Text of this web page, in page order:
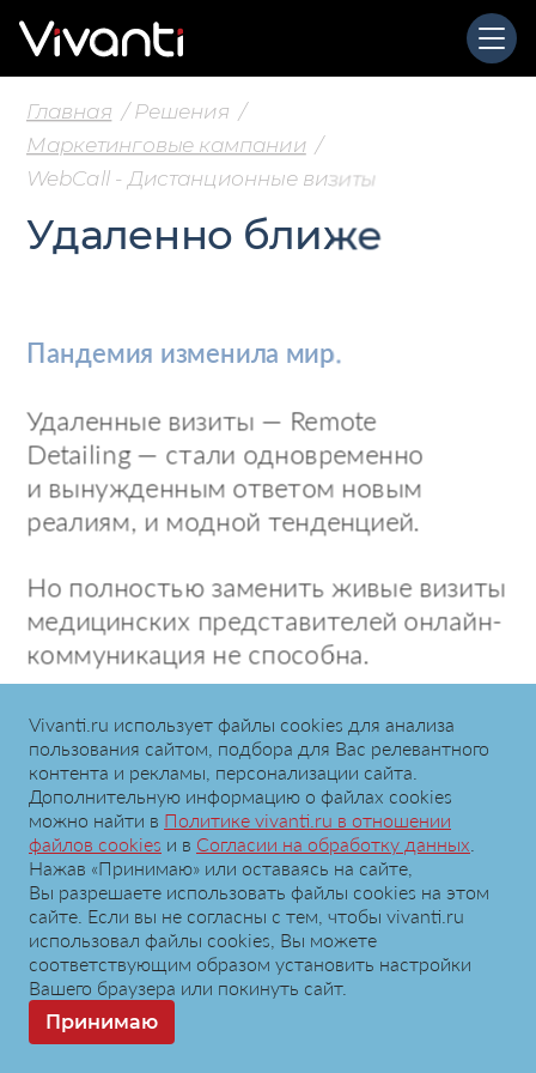
Главная Решения
Маркетинговые кампании
WebCall - Дистанционные визиты
Удаленно ближе
Пандемия изменила мир.
Удаленные визиты — Remote
Detailing — стали одновременно
и вынужденным ответом новым
реалиям, и модной тенденцией.
Но полностью заменить живые визиты
медицинских представителей онлайн-
коммуникация не способна.
Зато гибридная модель — когда
кампания продвижения сочетает
в себе традиционные face-to-face
и дистанционные визиты, —
действительно эффективна при
условии качественного внедрения.
Двойной подход дает возможность
расширить географию покрытия,
частоту контакта и повысить
вовлеченность ЦА в дискуссию. Кроме
Vivanti.ru использует файлы сookies для анализа
пользования сайтом, подбора для Вас релевантного
контента и рекламы, персонализации сайта.
Дополнительную информацию о файлах cookies
можно найти в Политике vivanti.ru в отношении
файлов cookies и в Согласии на обработку данных
Нажав «Принимаю» или оставаясь на сайте,
Вы разрешаете использовать файлы cookies на этом
сайте. Если вы не согласны с тем, чтобы vivanti.ru
использовал файлы сookies, Вы можете
соответствующим образом установить настройки
Вашего браузера или покинуть сайт.
Принимаю